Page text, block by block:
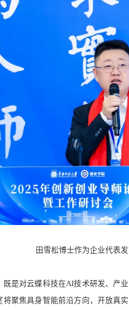
田雪松博士作为企业代表
是对云蝶科技在AI技术研发、产
聚焦具身智能前沿方向，开放真